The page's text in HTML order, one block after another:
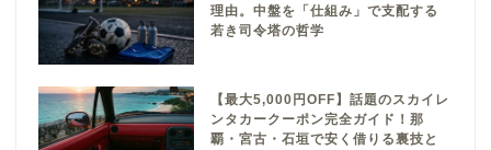
理由。中盤を「仕組み」で支配する
若き司令塔の哲学
【最大5,000円OFF】話題のスカイレ
ンタカークーポン完全ガイド！那
覇・宮古・石垣で安く借りる裏技と